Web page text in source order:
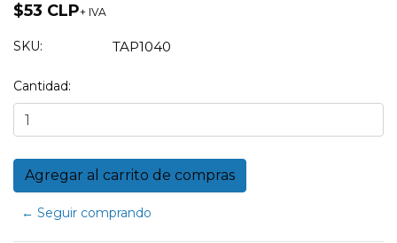
$53 CLP+ IVA
SKU: TAP1040
Cantidad:
← Seguir comprando